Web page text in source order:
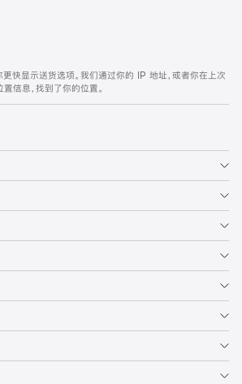
快显示送货选项。我们通过你的 IP 地址，或者你在上次
信息，找到了你的位置。